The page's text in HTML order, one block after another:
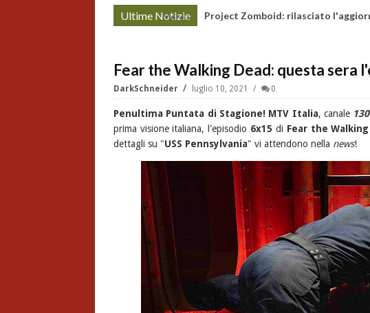
Ultime Notizie
More » Project Zomboid: rilasciato
Fear the Walking Dead: questa sera
DarkSchneider luglio 10, 2021 0
Penultima Puntata di Stagione! MTV Italia, canale 130
prima visione italiana, l'episodio 6x15 di Fear the Walking
dettagli su "USS Pennsylvania" vi attendono nella news!